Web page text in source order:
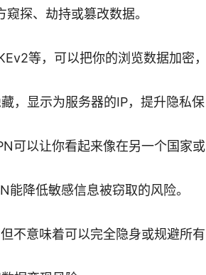
探、劫持或篡改数据。
等，可以把你的浏览数据加密，
，显示为服务器的IP，提升隐私保
可以让你看起来像在另一个国家或
降低敏感信息被窃取的风险。
不意味着可以完全隐身或规避所有